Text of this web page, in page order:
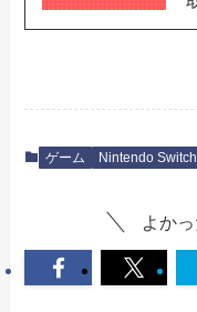
ゲーム Nintendo
よか